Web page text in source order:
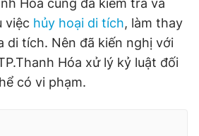
Hóa cũng đã kiểm tra và
việc hủy hoại di tích, làm thay
di tích. Nên đã kiến nghị với
Hóa xử lý kỷ luật đối
có vi phạm.